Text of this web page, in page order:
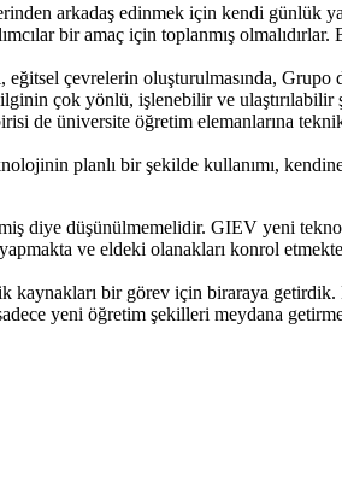
arkadaş edinmek için kendi günlük
bir amaç için toplanmış
çevrelerin oluşturulmasında,
çok yönlü, işlenebilir ve
de üniversite öğretim elemanlarına
planlı bir şekilde kullanımı,
diye düşünülmemelidir. GIEV yeni
ve eldeki olanakları konrol
kaynakları bir görev için biraraya
yeni öğretim şekilleri meydana